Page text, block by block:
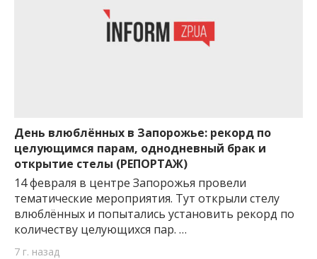
День влюблённых в Запорожье: рекорд по
целующимся парам, однодневный брак и
открытие стелы (РЕПОРТАЖ)
14 февраля в центре Запорожья провели
тематические мероприятия. Тут открыли стелу
влюблённых и попытались установить рекорд по
количеству целующихся пар. …
7 г. назад